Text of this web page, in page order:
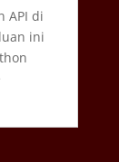
API di
ini